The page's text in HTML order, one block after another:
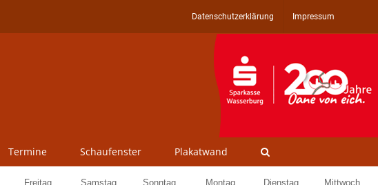
Datenschutzerklärung Impressum
Termine Schaufenster Plakatwand